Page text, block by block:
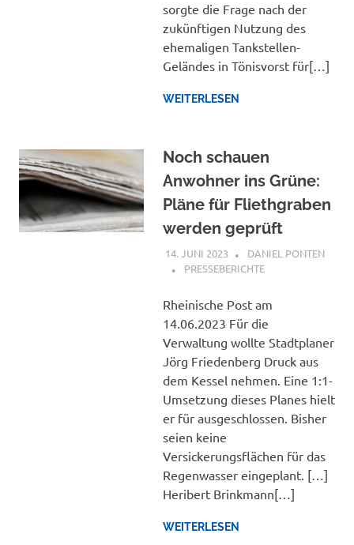
sorgte die Frage nach der
zukünftigen Nutzung des
ehemaligen Tankstellen-
Geländes in Tönisvorst für[…]
WEITERLESEN
Noch schauen
Anwohner ins Grüne:
Pläne für Fliethgraben
werden geprüft
14. JUNI 2023
DANIEL PONTEN
PRESSEBERICHTE
Rheinische Post am
14.06.2023 Für die
Verwaltung wollte Stadtplaner
Jörg Friedenberg Druck aus
dem Kessel nehmen. Eine 1:1-
Umsetzung dieses Planes hielt
er für ausgeschlossen. Bisher
seien keine
Versickerungsflächen für das
Regenwasser eingeplant. […]
Heribert Brinkmann[…]
WEITERLESEN